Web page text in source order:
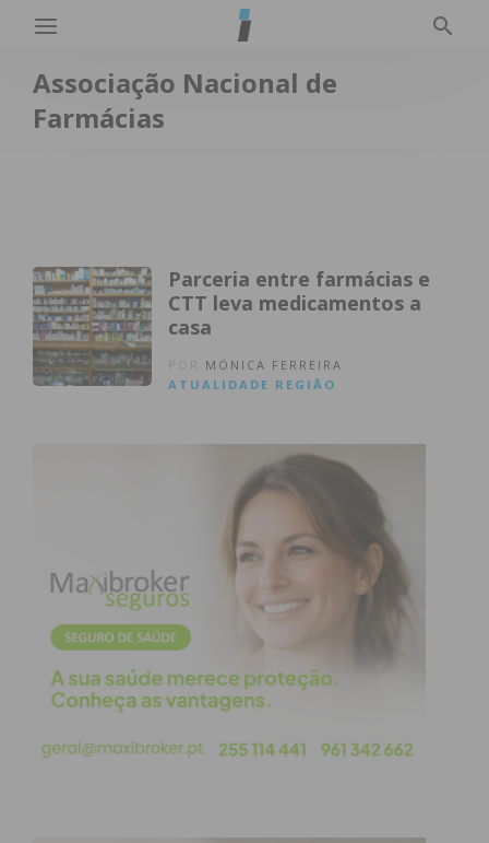
Associação Nacional de
Farmácias
Parceria entre farmácias e
CTT leva medicamentos a
casa
MÓNICA FERREIRA
ATUALIDADE REGIÃO